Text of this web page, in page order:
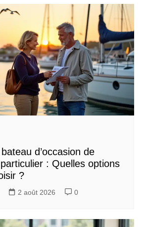
d’occasion de
: Quelles options
?
2 août 2026 0